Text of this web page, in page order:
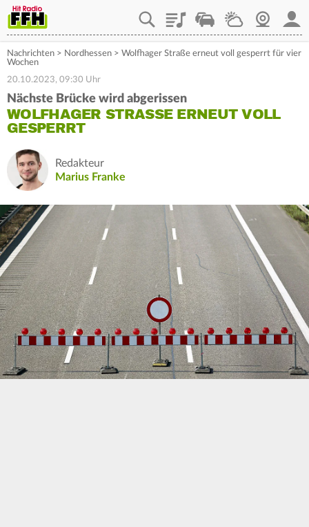
PlaylistStaupilotWetterWebcam
Nachrichten > Nordhessen > Wolfhager Straße erneut voll gesperrt für vier
Wochen
20.10.2023, 09:30 Uhr
Nächste Brücke wird abgerissen
WOLFHAGER STRASSE ERNEUT VOLL G
ESPERRT
Redakteur
Marius Franke